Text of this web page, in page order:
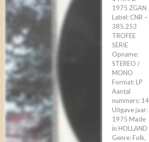
1975 ZGAN
Label: CNR –
385.253
TROFEE
SERIE
Opname:
STEREO /
MONO
Format: LP
Aantal
nummers: 14
Uitgave jaar:
1975 Made
in HOLLAND
Genre: Folk,